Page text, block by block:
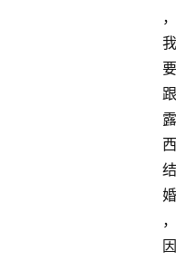
，
我
要
跟
露
西
结
婚
，
因